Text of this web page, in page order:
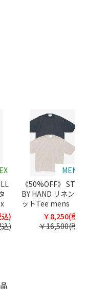
)
)
MENS
《50%OFF》 STILL
BY HAND リネンニ
ットTee mens
￥8,250(税
￥16,500(税